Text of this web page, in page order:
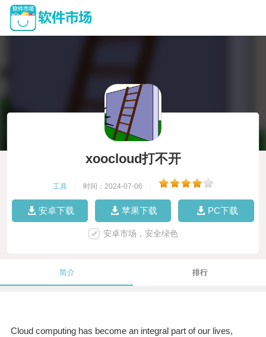
xoocloud打不开
工具 时间：2024-07-06
安卓下载 苹果下载 PC下载
安卓市场，安全绿色
简介 排行
Cloud computing has become an integral part of our lives,